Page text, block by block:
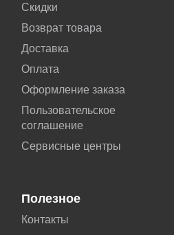
Скидки
Возврат товара
Доставка
Оплата
Оформление заказа
Пользовательское
соглашение
Сервисные центры
Полезное
Контакты